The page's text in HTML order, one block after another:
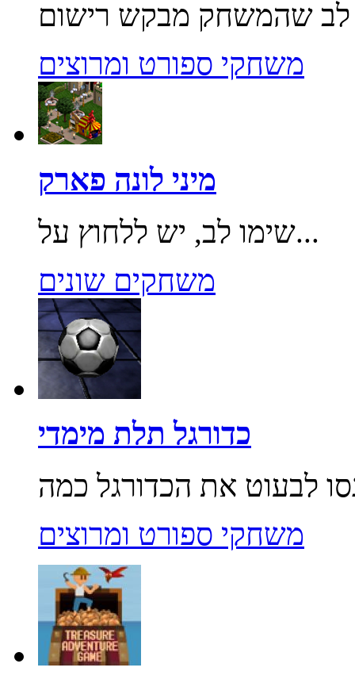
משחקי ספורט ומרוצים
מיני לונה פארק
שימו לב, יש ללחוץ על...
משחקים שונים
כדורגל תלת מימדי
משחקי ספורט ומרוצים